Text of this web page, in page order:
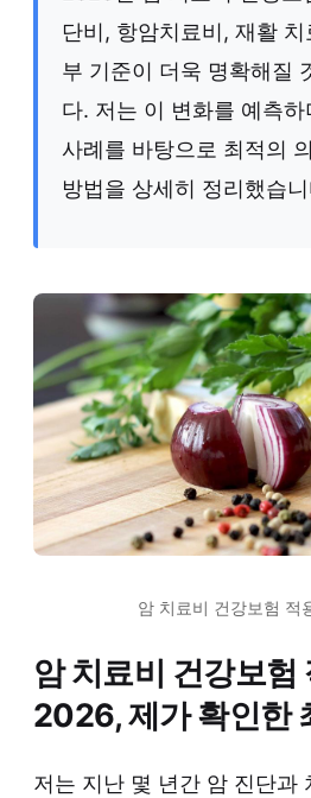
단비, 항암치료비, 재활
부 기준이 더욱 명확해질
다. 저는 이 변화를 예측
사례를 바탕으로 최적의
방법을 상세히 정리했습
암 치료비 건강보험 적
암 치료비 건강보험
2026, 제가 확인한
저는 지난 몇 년간 암 진단과